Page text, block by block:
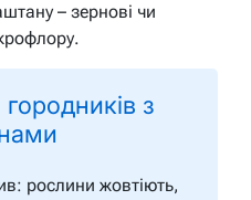
– зернові чи
з
рослини жовтіють,